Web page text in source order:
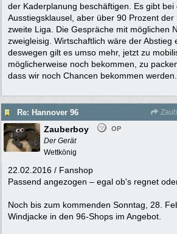
der Kaderplanung beschäftigen. Es gibt
Ausstiegsklausel, aber über 90 Prozent
zweite Liga. Die Gespräche mit möglichen
zweigleisig. Wirtschaftlich wäre der Abstieg
deswegen gilt es umso mehr, jetzt zu
möglicherweise noch bekommen, zu
dass wir noch Chancen bekommen
Re: Hannover 96
Zauberboy OP
Der Gerät
Wettkönig
22.02.2016 / Fanshop
Passend angezogen – egal ob's regnet
Noch bis zum kommenden Sonntag, 28.
Windjacke in den 96-Shops im Angebot.